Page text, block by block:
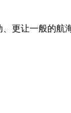
更让一般的航